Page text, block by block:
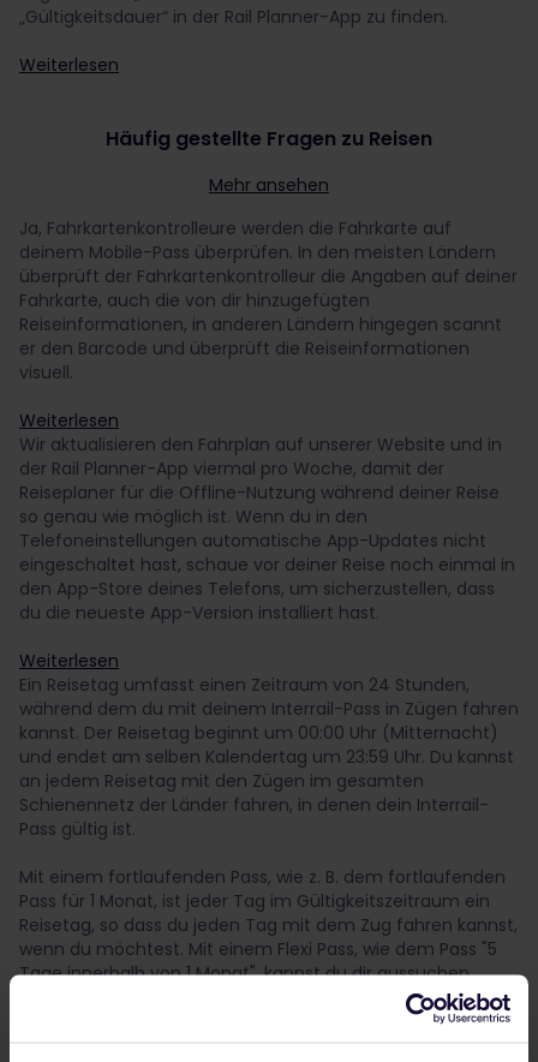
„Gültigkeitsdauer“ in der Rail Planner-App zu finden.
Weiterlesen
Häufig gestellte Fragen zu Reisen
Mehr ansehen
Ja, Fahrkartenkontrolleure werden die Fahrkarte auf
deinem Mobile-Pass überprüfen. In den meisten Ländern
überprüft der Fahrkartenkontrolleur die Angaben auf deiner
Fahrkarte, auch die von dir hinzugefügten
Reiseinformationen, in anderen Ländern hingegen scannt
er den Barcode und überprüft die Reiseinformationen
visuell.
Weiterlesen
Wir aktualisieren den Fahrplan auf unserer Website und in
der Rail Planner-App viermal pro Woche, damit der
Reiseplaner für die Offline-Nutzung während deiner Reise
so genau wie möglich ist. Wenn du in den
Telefoneinstellungen automatische App-Updates nicht
eingeschaltet hast, schaue vor deiner Reise noch einmal in
den App-Store deines Telefons, um sicherzustellen, dass
du die neueste App-Version installiert hast.
Weiterlesen
Ein Reisetag umfasst einen Zeitraum von 24 Stunden,
während dem du mit deinem Interrail-Pass in Zügen fahren
kannst. Der Reisetag beginnt um 00:00 Uhr (Mitternacht)
und endet am selben Kalendertag um 23:59 Uhr. Du kannst
an jedem Reisetag mit den Zügen im gesamten
Schienennetz der Länder fahren, in denen dein Interrail-
Pass gültig ist.
Mit einem fortlaufenden Pass, wie z. B. dem fortlaufenden
Pass für 1 Monat, ist jeder Tag im Gültigkeitszeitraum ein
Reisetag, so dass du jeden Tag mit dem Zug fahren kannst,
wenn du möchtest. Mit einem Flexi Pass, wie dem Pass "5
Tage innerhalb von 1 Monat", kannst du dir aussuchen,
welche Tage du als Reisetage nutzen möchtest.